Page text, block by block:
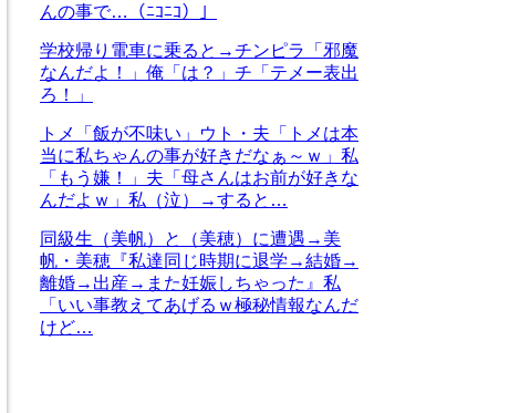
んの事で…（ﾆｺﾆｺ）」
学校帰り電車に乗ると→チンピラ「邪魔
なんだよ！」俺「は？」チ「テメー表出
ろ！」
トメ「飯が不味い」ウト・夫「トメは本
当に私ちゃんの事が好きだなぁ～ｗ」私
「もう嫌！」夫「母さんはお前が好きな
んだよｗ」私（泣）→すると…
同級生（美帆）と（美穂）に遭遇→美
帆・美穂『私達同じ時期に退学→結婚→
離婚→出産→また妊娠しちゃった』私
「いい事教えてあげるｗ極秘情報なんだ
けど…